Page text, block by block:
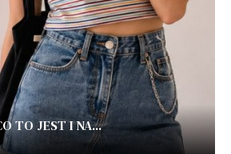
TO JEST I NA...